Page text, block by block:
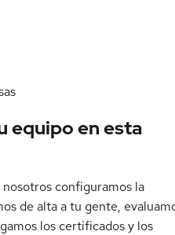
equipo en esta
configuramos la
de alta a tu gente,
los certificados y los